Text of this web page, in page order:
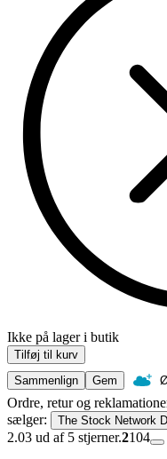
Ikke på lager i butik
Tilføj til kurv
Sammenlign
Gem
Ordre, retur og
sælger:
The Stock Network
2.03 ud af 5 stjerner.2104